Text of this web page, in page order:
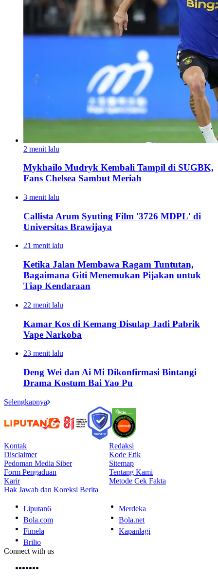
2 menit lalu
Mykhailo Mudryk Kembali Tampil di SUGBK,
Fans Chelsea Sambut Meriah
3 menit lalu
Callista Arum Syuting Film '3726 MDPL' di
Universitas Brawijaya
21 menit lalu
Ketika Jalan Membawa Ragam Tuntutan,
Bagaimana Giti Menemukan Pijakan untuk
Tiap Kendaraan
22 menit lalu
Kamar Kos di Kemang Disulap Jadi Pabrik
Vape Narkoba
23 menit lalu
Deng Wei dan Ai Mi Dikonfirmasi Bintangi
Drama Kostum Bai Yao Pu
Selengkapnya
Kontak
Redaksi
Disclaimer
Kode Etik
Pedoman Media Siber
Sitemap
Form Pengaduan
Tentang Kami
Karir
Metode Cek Fakta
Hak Jawab dan Koreksi Berita
Liputan6
Merdeka
Bola.com
Bola.net
Fimela
Kapanlagi
Brilio
Connect with us